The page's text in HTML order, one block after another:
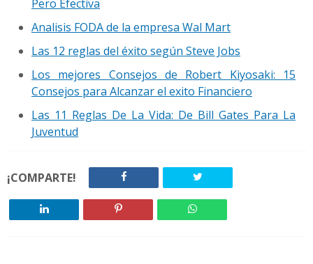
Pero Efectiva
Analisis FODA de la empresa Wal Mart
Las 12 reglas del éxito según Steve Jobs
Los mejores Consejos de Robert Kiyosaki: 15
Consejos para Alcanzar el exito Financiero
Las 11 Reglas De La Vida: De Bill Gates Para La
Juventud
¡COMPARTE!